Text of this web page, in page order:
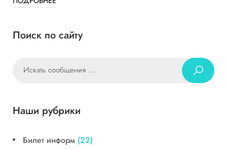
Поиск по сайту
Наши рубрики
Билет информ (22)